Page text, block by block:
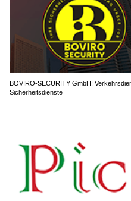
BOVIRO-SECURITY GmbH:
Sicherheitsdienste